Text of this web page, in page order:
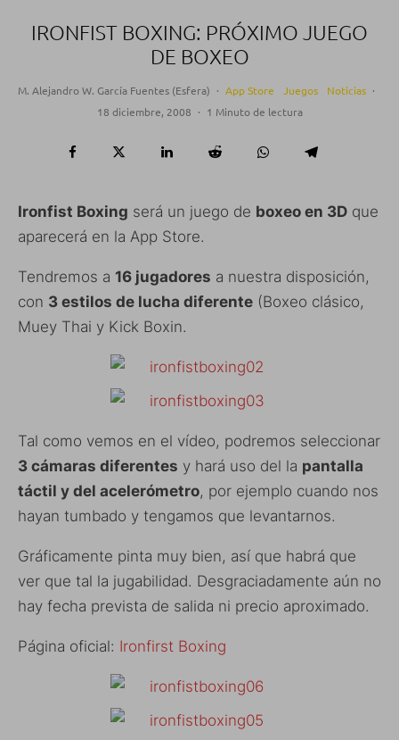
IRONFIST BOXING: PRÓXIMO JUEGO
DE BOXEO
M. Alejandro W. García Fuentes (Esfera) · App Store Juegos Noticias ·
18 diciembre, 2008 · 1 Minuto de lectura
Ironfist Boxing será un juego de boxeo en 3D que
aparecerá en la App Store.
Tendremos a 16 jugadores a nuestra disposición,
con 3 estilos de lucha diferente (Boxeo clásico,
Muey Thai y Kick Boxin.
Tal como vemos en el vídeo, podremos seleccionar
3 cámaras diferentes y hará uso del la pantalla
táctil y del acelerómetro, por ejemplo cuando nos
hayan tumbado y tengamos que levantarnos.
Gráficamente pinta muy bien, así que habrá que
ver que tal la jugabilidad. Desgraciadamente aún no
hay fecha prevista de salida ni precio aproximado.
Página oficial: Ironfirst Boxing